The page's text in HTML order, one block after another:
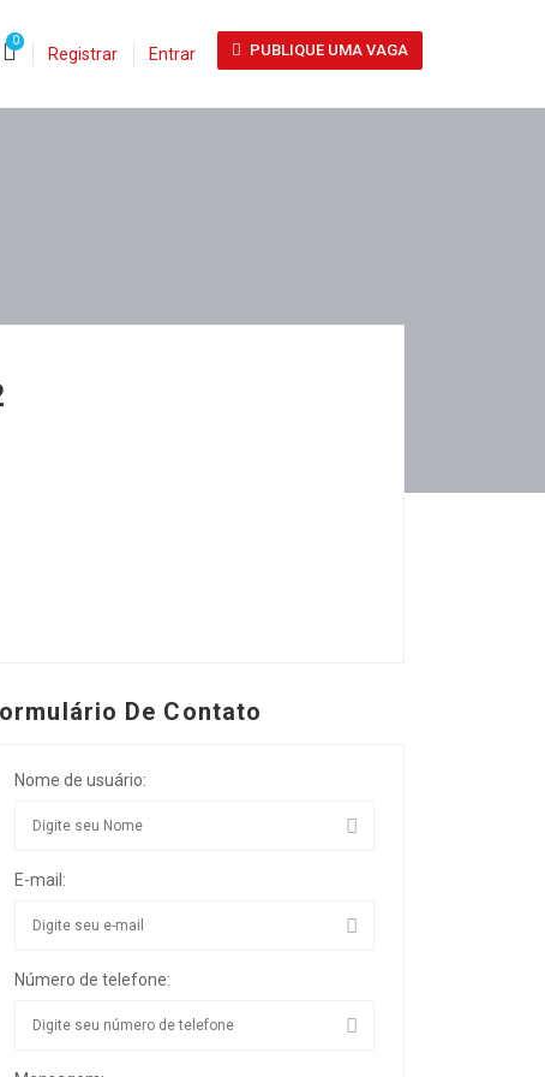
0
Registrar Entrar PUBLIQUE UMA VAGA
De Contato
Nome de usuário:
E-mail:
Número de telefone: